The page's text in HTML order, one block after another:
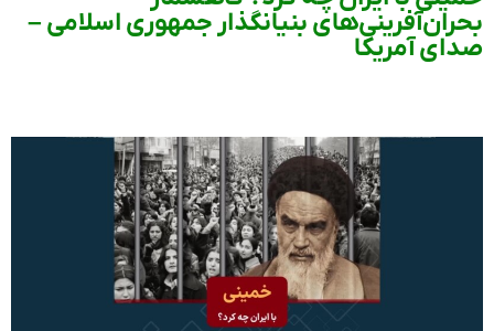
بحران‌آفرینی‌های بنیانگذار جمهوری اسلامی –
صدای آمریکا